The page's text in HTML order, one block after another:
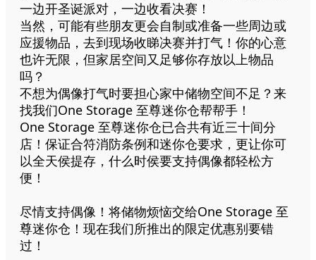
一边开圣诞派对，一边收看决赛！
当然，可能有些朋友更会自制或准备一些周边或
应援物品，去到现场收睇决赛并打气！你的心意
也许无限，但家居空间又足够你存放以上物品
吗？
不想为偶像打气时要担心家中储物空间不足？来
找我们One Storage 至尊迷你仓帮帮手！
One Storage 至尊迷你仓已合共有近三十间分
店！保证合符消防条例和迷你仓要求，更让你可
以全天侯提存，什么时侯要支持偶像都轻松方
便！
尽情支持偶像！将储物烦恼交给One Storage 至
尊迷你仓！现在我们所推出的限定优惠别要错
过！